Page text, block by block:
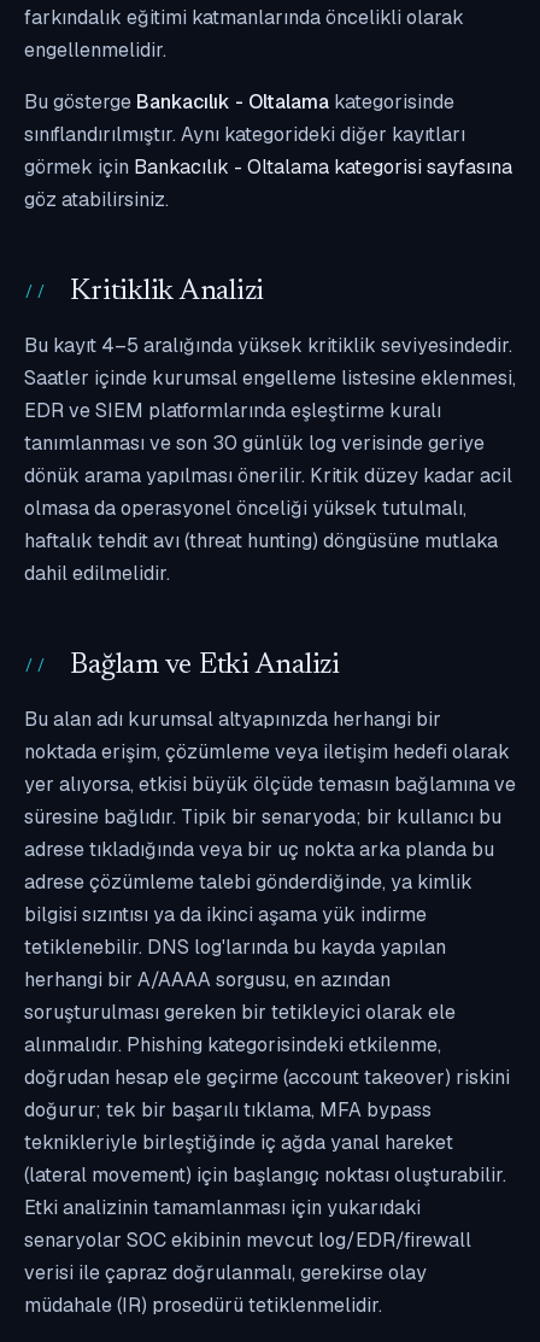
farkındalık eğitimi katmanlarında öncelikli olarak
engellenmelidir.
Bu gösterge Bankacılık - Oltalama kategorisinde
sınıflandırılmıştır. Aynı kategorideki diğer kayıtları
görmek için Bankacılık - Oltalama kategorisi sayfasına
göz atabilirsiniz.
Kritiklik Analizi
Bu kayıt 4–5 aralığında yüksek kritiklik seviyesindedir.
Saatler içinde kurumsal engelleme listesine eklenmesi,
EDR ve SIEM platformlarında eşleştirme kuralı
tanımlanması ve son 30 günlük log verisinde geriye
dönük arama yapılması önerilir. Kritik düzey kadar acil
olmasa da operasyonel önceliği yüksek tutulmalı,
haftalık tehdit avı (threat hunting) döngüsüne mutlaka
dahil edilmelidir.
Bağlam ve Etki Analizi
Bu alan adı kurumsal altyapınızda herhangi bir
noktada erişim, çözümleme veya iletişim hedefi olarak
yer alıyorsa, etkisi büyük ölçüde temasın bağlamına ve
süresine bağlıdır. Tipik bir senaryoda; bir kullanıcı bu
adrese tıkladığında veya bir uç nokta arka planda bu
adrese çözümleme talebi gönderdiğinde, ya kimlik
bilgisi sızıntısı ya da ikinci aşama yük indirme
tetiklenebilir. DNS log'larında bu kayda yapılan
herhangi bir A/AAAA sorgusu, en azından
soruşturulması gereken bir tetikleyici olarak ele
alınmalıdır. Phishing kategorisindeki etkilenme,
doğrudan hesap ele geçirme (account takeover) riskini
doğurur; tek bir başarılı tıklama, MFA bypass
teknikleriyle birleştiğinde iç ağda yanal hareket
(lateral movement) için başlangıç noktası oluşturabilir.
Etki analizinin tamamlanması için yukarıdaki
senaryolar SOC ekibinin mevcut log/EDR/firewall
verisi ile çapraz doğrulanmalı, gerekirse olay
müdahale (IR) prosedürü tetiklenmelidir.